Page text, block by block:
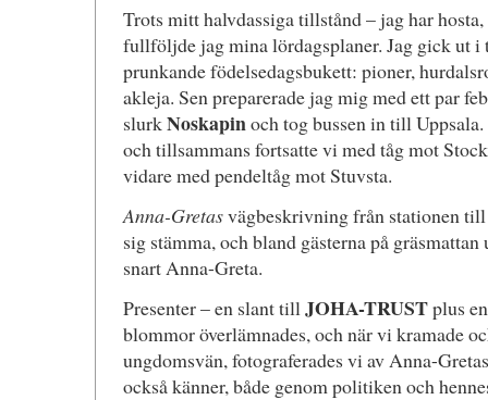
Trots mitt halvdassiga tillstånd – jag har
fullföljde jag mina lördagsplaner. Jag gick ut i
prunkande födelsedagsbukett: pioner,
akleja. Sen preparerade jag mig med ett par
slurkNoskapinoch tog bussen in till
och tillsammans fortsatte vi med tåg mot
vidare med pendeltåg mot Stuvsta.
Anna-Gretasvägbeskrivning från stationen
sig stämma, och bland gästerna på
snart Anna-Greta.
Presenter – en slant tillJOHA-TRUSTplus
blommor överlämnades, och när vi kramade
ungdomsvän, fotograferades vi av Anna-
också känner, både genom politiken och